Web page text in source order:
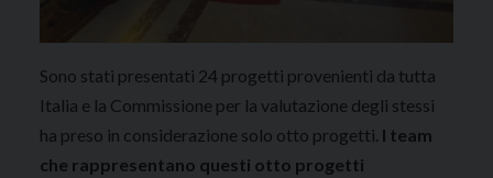
Sono stati presentati 24 progetti provenienti da tutta
Italia e la Commissione per la valutazione degli stessi
ha preso in considerazione solo otto progetti. I team
che rappresentano questi otto progetti